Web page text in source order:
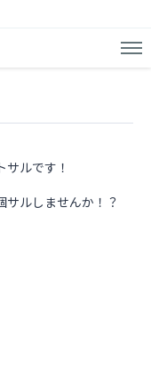
ルです！
ルしませんか！？